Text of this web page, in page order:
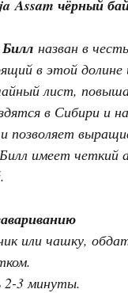
Assam чёрный
назван в
в этой
лист,
в Сибири и
позволяет
имеет четкий
или чашку,
3 минуты.